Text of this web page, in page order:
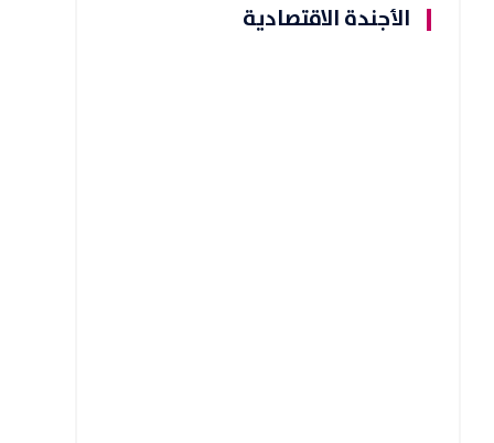
الأجندة الاقتصادية